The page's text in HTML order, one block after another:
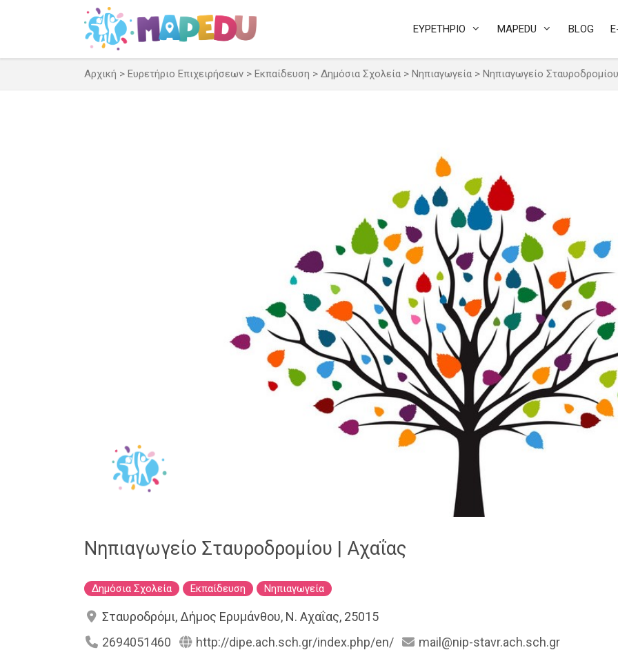
ΕΥΡΕΤΗΡΙΟ MAPEDU BLOG
Αρχική > Ευρετήριο Επιχειρήσεων > Εκπαίδευση > Δημόσια Σχολεία > Νηπιαγωγεία > Νηπιαγωγείο
Νηπιαγωγείο Σταυροδρομίου | Αχαΐας
Δημόσια Σχολεία Εκπαίδευση Νηπιαγωγεία
Σταυροδρόμι, Δήμος Ερυμάνθου, Ν. Αχαΐας, 25015
2694051460
http://dipe.ach.sch.gr/index.php/en/ mail@nip-stavr.ach.sch.gr